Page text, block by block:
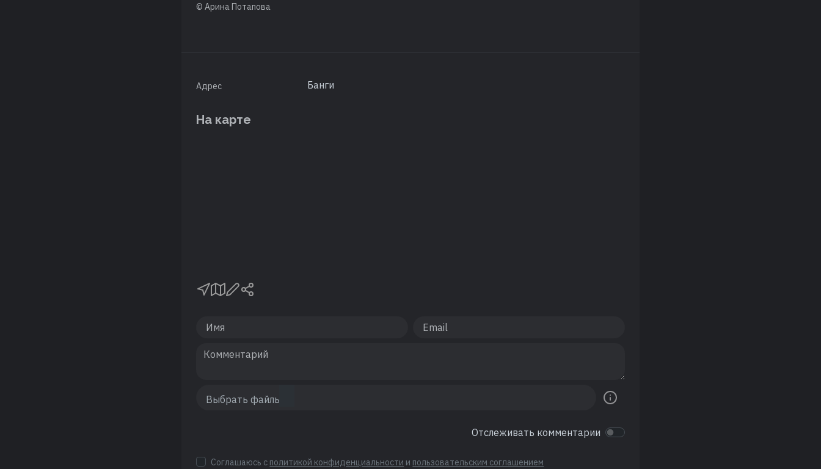
© Арина Потапова
Адрес Банги
На карте
Отслеживать комментарии
Соглашаюсь с политикой конфиденциальности и пользовательским соглашением